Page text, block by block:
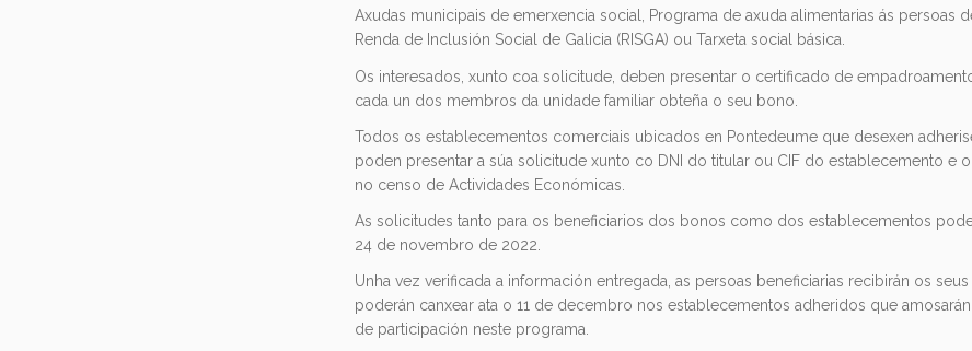
Axudas municipais de emerxencia social, Programa de axuda alimentarias ás persoas
Renda de Inclusión Social de Galicia (RISGA) ou Tarxeta social básica.
Os interesados, xunto coa solicitude, deben presentar o certificado de
cada un dos membros da unidade familiar obteña o seu bono.
Todos os establecementos comerciais ubicados en Pontedeume que desexen
poden presentar a súa solicitude xunto co DNI do titular ou CIF do establecemento e
no censo de Actividades Económicas.
As solicitudes tanto para os beneficiarios dos bonos como dos establecementos
24 de novembro de 2022.
Unha vez verificada a información entregada, as persoas beneficiarias recibirán os
poderán canxear ata o 11 de decembro nos establecementos adheridos que
de participación neste programa.